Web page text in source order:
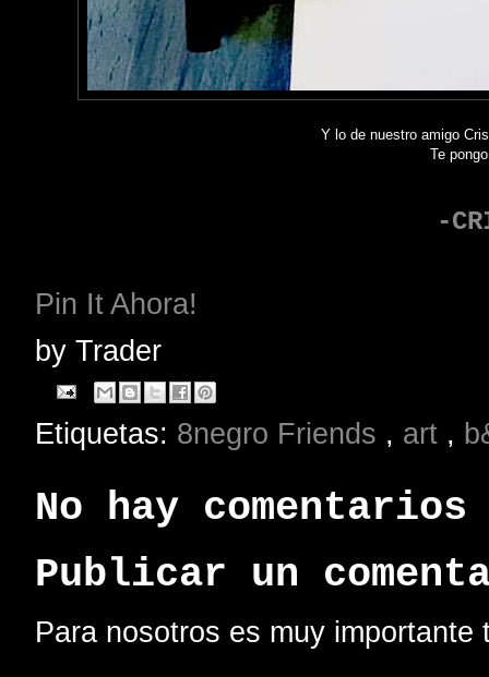
Y lo de nuestro amigo
Te
-
Pin It Ahora!
by Trader
Etiquetas: 8negro Friends , art ,
No hay
Publicar un
Para nosotros es muy